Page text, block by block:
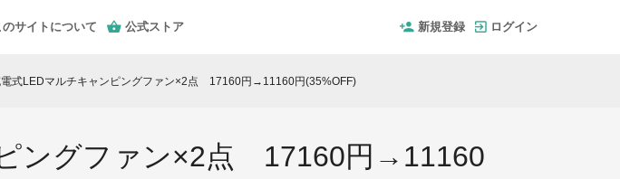
のサイトについて 公式ストア 新規登録 ログイン
電式LEDマルチキャンピングファン×2点 17160円→11160円(35%OFF)
ピングファン×2点 17160円→11160